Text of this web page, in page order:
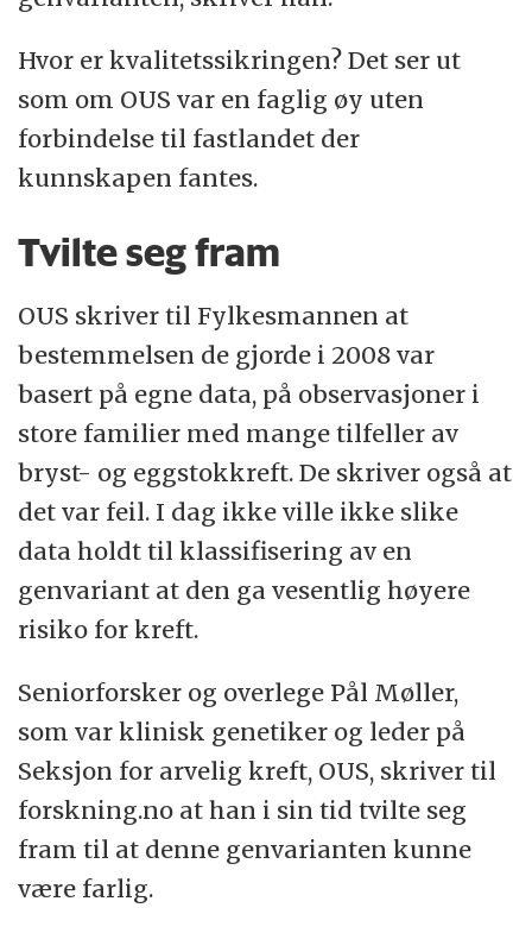
Hvor er kvalitetssikringen? Det ser ut
som om OUS var en faglig øy uten
forbindelse til fastlandet der
kunnskapen fantes.
Tvilte seg fram
OUS skriver til Fylkesmannen at
bestemmelsen de gjorde i 2008 var
basert på egne data, på observasjoner i
store familier med mange tilfeller av
bryst- og eggstokkreft. De skriver også at
det var feil. I dag ikke ville ikke slike
data holdt til klassifisering av en
genvariant at den ga vesentlig høyere
risiko for kreft.
Seniorforsker og overlege Pål Møller,
som var klinisk genetiker og leder på
Seksjon for arvelig kreft, OUS, skriver til
forskning.no at han i sin tid tvilte seg
fram til at denne genvarianten kunne
være farlig.